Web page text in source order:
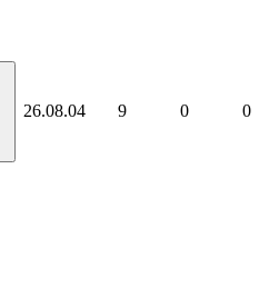
26.08.04 9 0 0